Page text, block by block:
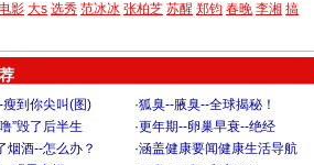
影 大s 选秀 范冰冰 张柏芝 苏醒 郑钧 春晚 李湘 搞
瘦到你尖叫(图) ·狐臭--腋臭--全球揭秘！
”毁了后半生 ·更年期--卵巢早衰--绝经
烟酒--怎么办？ ·涵盖健康要闻健康生活导航